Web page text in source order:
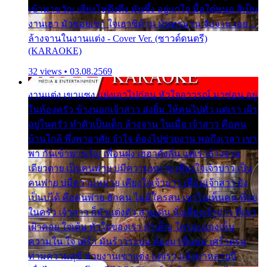
เข้าพาขวัญ เสียงโห่ตึงตึง มันซึ้ง อยู่แก่ใจ มื้อใด๋หนอ สิเป็น
งานเฮา มัวซอยเขา ใจเฮาซิด้าน มันทรมาน จับจาน เอย…
ล้างจานในงานแต่ง - Cover Ver. (ซาวด์ดนตรี)
(KARAOKE)
32 views • 03.08.2569
งานแต่ง เขาแซง แย่งเอาไปก่อน หัวใจอาวรณ์ มาซ่อน อยู่
ในห้องครัว ข้างนอกเจ้าสาว ส่งยิ้ม ให้คนไปทั่ว แต่เรา เฝ้า
อยู่ในครัว ทำตัวเป็นเด็ก ล้างจาน ในเมื่อ เจ้าสาว คือคน
บ้านใกล้ พึ่งพาอาศัย จำใจ ต้องไปช่วยงาน พอถึงเวลา เขา
พา กันเข้าพาขวัญ เพื่อนฝูง เฮฮาดังลั่น แต่เราล้างจาน
เดียวดาย เป็นคนพ่าย บ่มีความหมาย เคียงใจเจ้าบ่าว เป็น
คนพ่าย บ่มีความหมาย เคียงใจเจ้าบ่าว เพื่อนเจ้าสาว ยัง
เป็นบ่ได้ คือคนพ่าย ฮักคน ไม่มีใครสน เขาไม่เห็นคน ที่อยู่
ในครัว เจ้าสาว ก็มัวแต่งตัว สวยเด่น นั่งเคียงเจ้าบ่าว ที่เขา
เฝ้าคอย ใจเต้น หัวใจของเรา ลำเค็ญ ใครจะมองเห็น
ความใน ใจ เศร้า มันร้าวระบม ต้องมาขื่นขม เศร้าตรม
ท่ามความสุขี ช่วยงานเขาแต่ง แต่เรา แล้งมาหลายปี